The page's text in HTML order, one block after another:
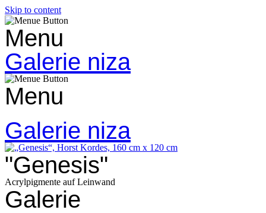
Skip to content
Menu
Galerie niza
Menu
Galerie niza
"Genesis"
Acrylpigmente auf Leinwand
Galerie